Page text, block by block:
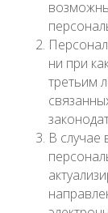
ни при
третьим
В случае